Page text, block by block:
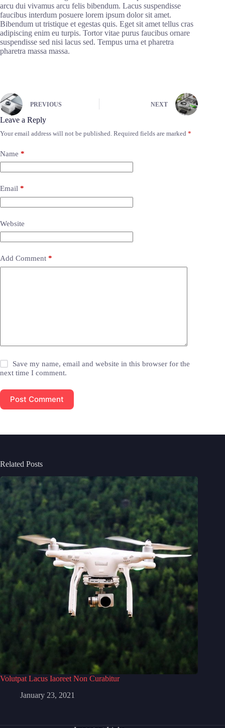
arcu dui vivamus arcu felis bibendum. Lacus suspendisse
faucibus interdum posuere lorem ipsum dolor sit amet.
Bibendum ut tristique et egestas quis. Eget sit amet tellus cras
adipiscing enim eu turpis. Tortor vitae purus faucibus ornare
suspendisse sed nisi lacus sed. Tempus urna et pharetra
pharetra massa massa.
PREVIOUS NEXT
Leave a Reply
Your email address will not be published. Required fields are marked *
Name *
Email *
Website
Add Comment *
Save my name, email and website in this browser for the
next time I comment.
Post Comment
Related Posts
Volutpat Lacus Iaoreet Non Curabitur
January 23, 2021